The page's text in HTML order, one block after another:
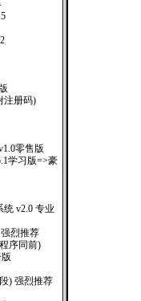
注册码)
零售版
学习版=>豪
统 v2.0 专业
烈推荐
程序同前)
) 强烈推荐